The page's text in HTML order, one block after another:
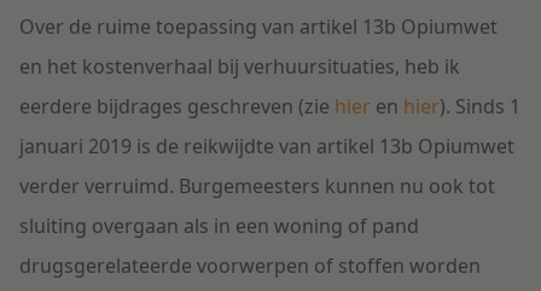
Over de ruime toepassing van artikel 13b Opiumwet
en het kostenverhaal bij verhuursituaties, heb ik
eerdere bijdrages geschreven (zie hier en hier). Sinds 1
januari 2019 is de reikwijdte van artikel 13b Opiumwet
verder verruimd. Burgemeesters kunnen nu ook tot
sluiting overgaan als in een woning of pand
drugsgerelateerde voorwerpen of stoffen worden